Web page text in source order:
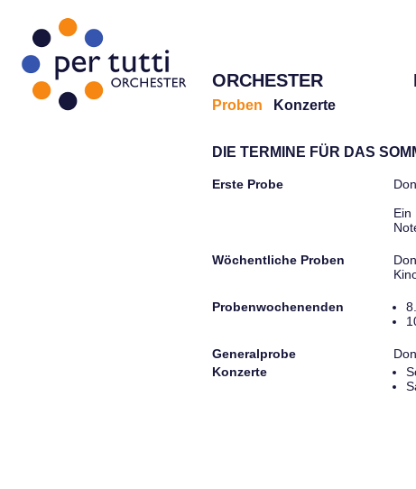
ORCHESTER
Proben Konzerte
DIE TERMINE FÜR DAS
Erste Probe
Ein
Wöchentliche Proben
Probenwochenenden
Generalprobe
Konzerte